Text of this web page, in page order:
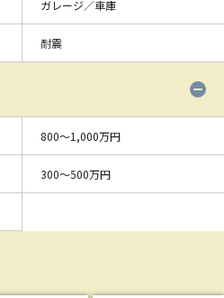
ガレージ／車庫
耐震
800〜1,000万円
300〜500万円